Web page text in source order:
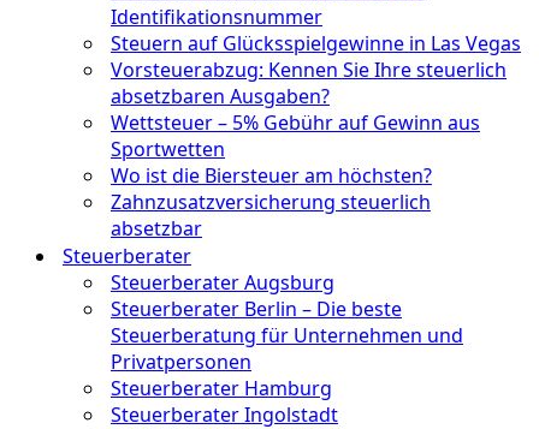
Identifikationsnummer
Steuern auf Glücksspielgewinne in Las Vegas
Vorsteuerabzug: Kennen Sie Ihre steuerlich
absetzbaren Ausgaben?
Wettsteuer – 5% Gebühr auf Gewinn aus
Sportwetten
Wo ist die Biersteuer am höchsten?
Zahnzusatzversicherung steuerlich
absetzbar
Steuerberater
Steuerberater Augsburg
Steuerberater Berlin – Die beste
Steuerberatung für Unternehmen und
Privatpersonen
Steuerberater Hamburg
Steuerberater Ingolstadt